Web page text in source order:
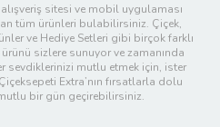
sitesi ve mobil uygulaması
tüm ürünleri bulabilirsiniz. Çiçek,
ve Hediye Setleri gibi birçok farklı
sizlere sunuyor ve zamanında
sevdiklerinizi mutlu etmek için, ister
Extra’nın fırsatlarla dolu
bir gün geçirebilirsiniz.